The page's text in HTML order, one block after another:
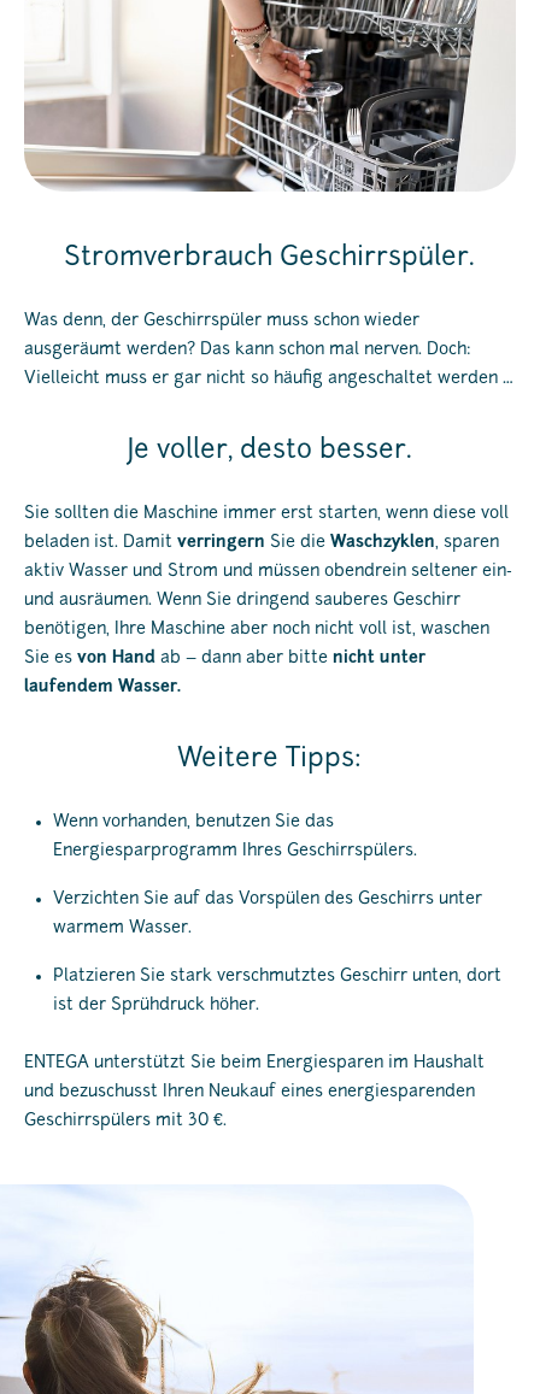
Stromverbrauch Geschirrspüler.
Was denn, der Geschirrspüler muss schon wieder
ausgeräumt werden? Das kann schon mal nerven. Doch:
Vielleicht muss er gar nicht so häufig angeschaltet werden …
Je voller, desto besser.
Sie sollten die Maschine immer erst starten, wenn diese voll
beladen ist. Damit verringern Sie die Waschzyklen, sparen
aktiv Wasser und Strom und müssen obendrein seltener ein-
und ausräumen. Wenn Sie dringend sauberes Geschirr
benötigen, Ihre Maschine aber noch nicht voll ist, waschen
Sie es von Hand ab – dann aber bitte nicht unter
laufendem Wasser.
Weitere Tipps:
Wenn vorhanden, benutzen Sie das
Energiesparprogramm Ihres Geschirrspülers.
Verzichten Sie auf das Vorspülen des Geschirrs unter
warmem Wasser.
Platzieren Sie stark verschmutztes Geschirr unten, dort
ist der Sprühdruck höher.
ENTEGA unterstützt Sie beim Energiesparen im Haushalt
und bezuschusst Ihren Neukauf eines energiesparenden
Geschirrspülers mit 30 €.